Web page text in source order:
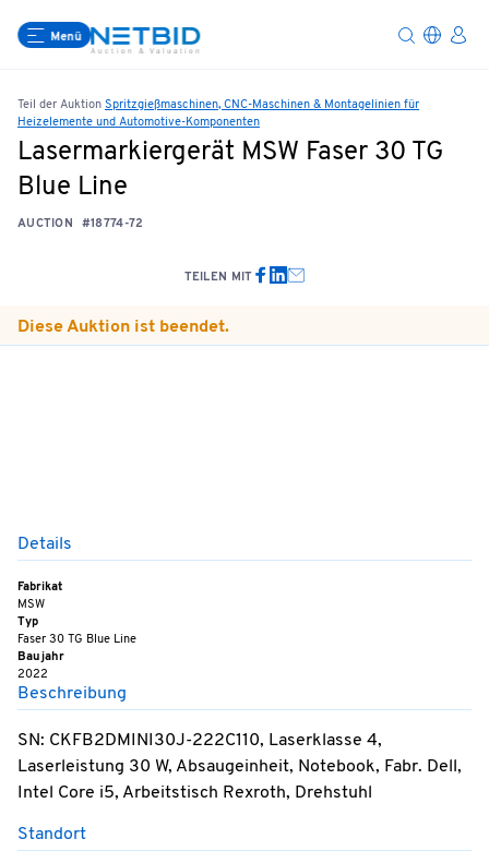
Menü
Teil der Auktion Spritzgießmaschinen, CNC-Maschinen & Montagelinien für
Heizelemente und Automotive-Komponenten
Lasermarkiergerät MSW Faser 30 TG
Blue Line
AUCTION #18774-72
TEILEN MIT
Diese Auktion ist beendet.
Details
Fabrikat
MSW
Typ
Faser 30 TG Blue Line
Baujahr
2022
Beschreibung
SN: CKFB2DMINI30J-222C110, Laserklasse 4,
Laserleistung 30 W, Absaugeinheit, Notebook, Fabr. Dell,
Intel Core i5, Arbeitstisch Rexroth, Drehstuhl
Standort